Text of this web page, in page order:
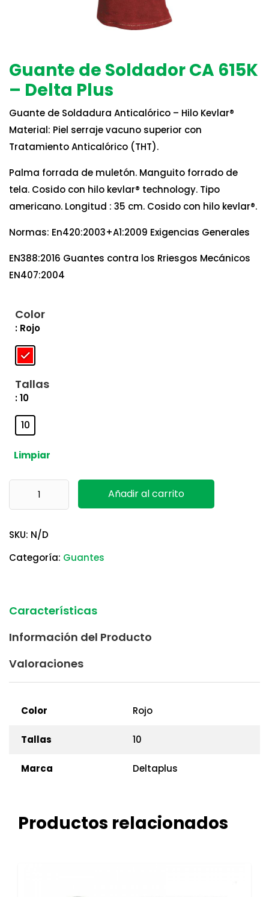
Guante de Soldador CA 615K
– Delta Plus
Guante de Soldadura Anticalórico – Hilo Kevlar®
Material: Piel serraje vacuno superior con
Tratamiento Anticalórico (THT).
Palma forrada de muletón. Manguito forrado de
tela. Cosido con hilo kevlar® technology. Tipo
americano. Longitud : 35 cm. Cosido con hilo kevlar®.
Normas: En420:2003+A1:2009 Exigencias Generales
EN388:2016 Guantes contra los Rriesgos Mecánicos
EN407:2004
Color
: Rojo
Tallas
: 10
10
Limpiar
CA 615K Soldador Delta Plus cantidad
Añadir al carrito
SKU: N/D
Categoría: Guantes
Características
Información del Producto
Valoraciones
Color Rojo
Tallas 10
Marca Deltaplus
Productos relacionados